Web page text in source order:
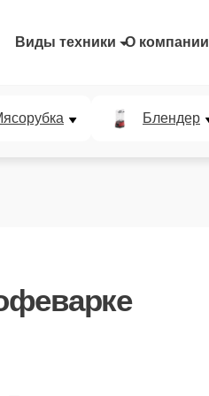
Виды техники О компании
Блендер